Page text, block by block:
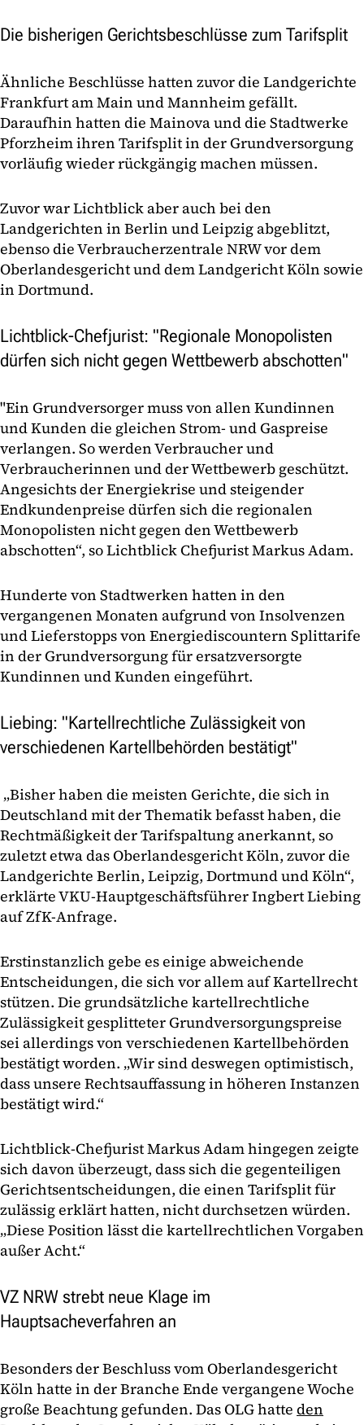
Die bisherigen Gerichtsbeschlüsse zum Tarifsplit
Ähnliche Beschlüsse hatten zuvor die Landgerichte
Frankfurt am Main und Mannheim gefällt.
Daraufhin hatten die Mainova und die Stadtwerke
Pforzheim ihren Tarifsplit in der Grundversorgung
vorläufig wieder rückgängig machen müssen.
Zuvor war Lichtblick aber auch bei den
Landgerichten in Berlin und Leipzig abgeblitzt,
ebenso die Verbraucherzentrale NRW vor dem
Oberlandesgericht und dem Landgericht Köln sowie
in Dortmund.
Lichtblick-Chefjurist: "Regionale Monopolisten
dürfen sich nicht gegen Wettbewerb abschotten"
"Ein Grundversorger muss von allen Kundinnen
und Kunden die gleichen Strom- und Gaspreise
verlangen. So werden Verbraucher und
Verbraucherinnen und der Wettbewerb geschützt.
Angesichts der Energiekrise und steigender
Endkundenpreise dürfen sich die regionalen
Monopolisten nicht gegen den Wettbewerb
abschotten“, so Lichtblick Chefjurist Markus Adam.
Hunderte von Stadtwerken hatten in den
vergangenen Monaten aufgrund von Insolvenzen
und Lieferstopps von Energiediscountern Splittarife
in der Grundversorgung für ersatzversorgte
Kundinnen und Kunden eingeführt.
Liebing: "Kartellrechtliche Zulässigkeit von
verschiedenen Kartellbehörden bestätigt"
„Bisher haben die meisten Gerichte, die sich in
Deutschland mit der Thematik befasst haben, die
Rechtmäßigkeit der Tarifspaltung anerkannt, so
zuletzt etwa das Oberlandesgericht Köln, zuvor die
Landgerichte Berlin, Leipzig, Dortmund und Köln“,
erklärte VKU-Hauptgeschäftsführer Ingbert Liebing
auf ZfK-Anfrage.
Erstinstanzlich gebe es einige abweichende
Entscheidungen, die sich vor allem auf Kartellrecht
stützen. Die grundsätzliche kartellrechtliche
Zulässigkeit gesplitteter Grundversorgungspreise
sei allerdings von verschiedenen Kartellbehörden
bestätigt worden. „Wir sind deswegen optimistisch,
dass unsere Rechtsauffassung in höheren Instanzen
bestätigt wird.“
Lichtblick-Chefjurist Markus Adam hingegen zeigte
sich davon überzeugt, dass sich die gegenteiligen
Gerichtsentscheidungen, die einen Tarifsplit für
zulässig erklärt hatten, nicht durchsetzen würden.
„Diese Position lässt die kartellrechtlichen Vorgaben
außer Acht.“
VZ NRW strebt neue Klage im
Hauptsacheverfahren an
Besonders der Beschluss vom Oberlandesgericht
Köln hatte in der Branche Ende vergangene Woche
große Beachtung gefunden. Das OLG hatte den